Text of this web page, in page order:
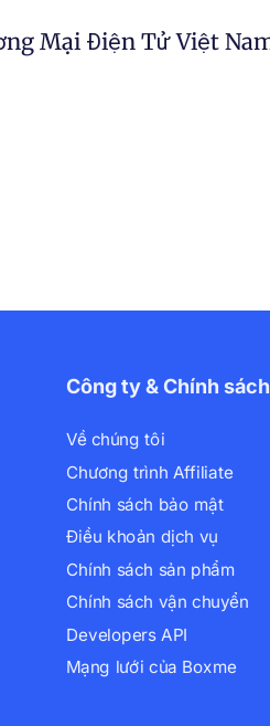
Công ty & Chính sách
Về chúng tôi
Chương trình Affiliate
Chính sách bảo mật
Điều khoản dịch vụ
Chính sách sản phẩm
Chính sách vận chuyển
Developers API
Mạng lưới của Boxme